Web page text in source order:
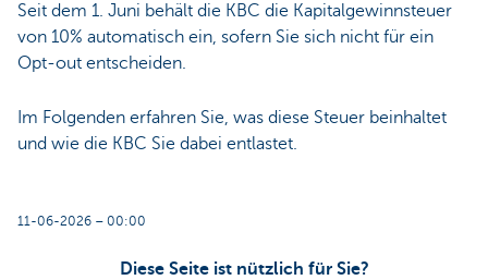
Seit dem 1. Juni behält die KBC die Kapitalgewinnsteuer
von 10% automatisch ein, sofern Sie sich nicht für ein
Opt-out entscheiden.
Im Folgenden erfahren Sie, was diese Steuer beinhaltet
und wie die KBC Sie dabei entlastet.
11-06-2026 – 00:00
Diese Seite ist nützlich für Sie?